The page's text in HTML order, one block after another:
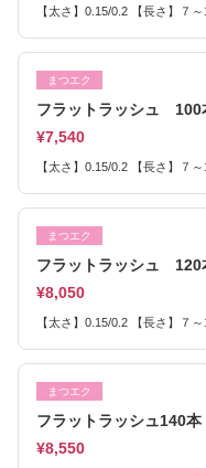
【太さ】0.15/0.2 【長さ】７
まつエク
フラットラッシュ 100
¥7,540
【太さ】0.15/0.2 【長さ】７
まつエク
フラットラッシュ 120
¥8,050
【太さ】0.15/0.2 【長さ】７
まつエク
フラットラッシュ140本
¥8,550